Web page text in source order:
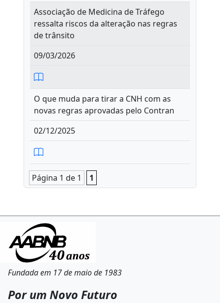
Associação de Medicina de Tráfego
ressalta riscos da alteração nas regras
de trânsito
09/03/2026
O que muda para tirar a CNH com as
novas regras aprovadas pelo Contran
02/12/2025
Página 1 de 1 1
Fundada em 17 de maio de 1983
Por um Novo Futuro